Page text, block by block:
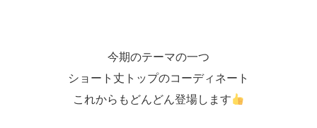
今期のテーマの一つ
ショート丈トップのコーディネート
これからもどんどん登場します